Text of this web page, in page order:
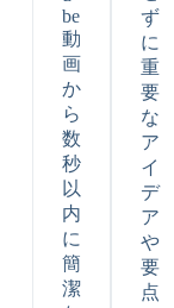
be
動
画
か
ら
数
秒
以
内
に
簡
潔
ず
に
重
要
な
ア
イ
デ
ア
や
要
点